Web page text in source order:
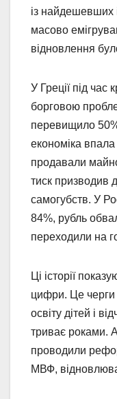
із найдешевших
масово
відновлення
У Греції під час
борговою
перевищило
економіка
продавали
тиск призводив
самогубств. У
84%, рубль
переходили на
Ці історії
цифри. Це черги
освіту дітей і
триває роками.
проводили
МВФ,